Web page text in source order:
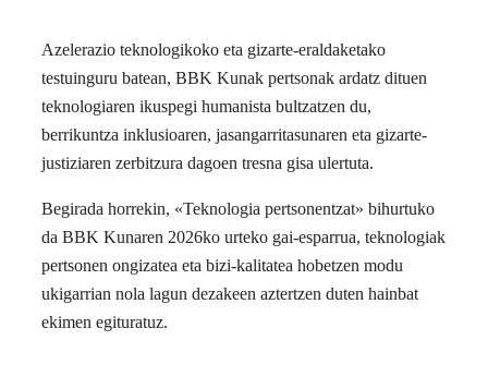
Azelerazio teknologikoko eta gizarte-eraldaketako
testuinguru batean, BBK Kunak pertsonak ardatz dituen
teknologiaren ikuspegi humanista bultzatzen du,
berrikuntza inklusioaren, jasangarritasunaren eta gizarte-
justiziaren zerbitzura dagoen tresna gisa ulertuta.
Begirada horrekin, «Teknologia pertsonentzat» bihurtuko
da BBK Kunaren 2026ko urteko gai-esparrua, teknologiak
pertsonen ongizatea eta bizi-kalitatea hobetzen modu
ukigarrian nola lagun dezakeen aztertzen duten hainbat
ekimen egituratuz.